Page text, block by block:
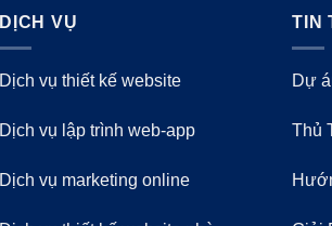
DỊCH VỤ
Dịch vụ thiết kế website
Dịch vụ lập trình web-app
Dịch vụ marketing online
TIN
Dự
Thủ